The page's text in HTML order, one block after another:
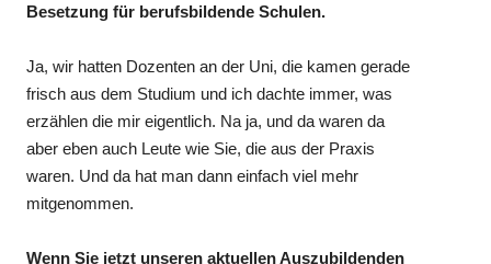
Besetzung für berufsbildende Schulen.
Ja, wir hatten Dozenten an der Uni, die kamen gerade
frisch aus dem Studium und ich dachte immer, was
erzählen die mir eigentlich. Na ja, und da waren da
aber eben auch Leute wie Sie, die aus der Praxis
waren. Und da hat man dann einfach viel mehr
mitgenommen.
Wenn Sie jetzt unseren aktuellen Auszubildenden